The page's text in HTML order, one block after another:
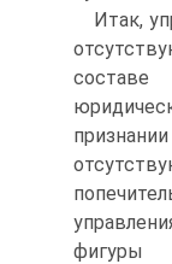
Итак,
фигуры